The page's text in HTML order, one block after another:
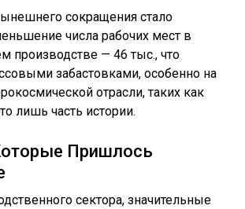
сокращения стало
числа рабочих мест в
производстве — 46 тыс., что
забастовками, особенно на
отрасли, таких как
лишь часть истории.
Пришлось
сектора, значительные